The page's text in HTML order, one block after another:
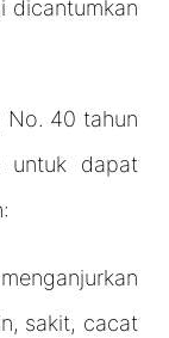
dicantumkan
No. 40 tahun
untuk dapat
sakit, cacat